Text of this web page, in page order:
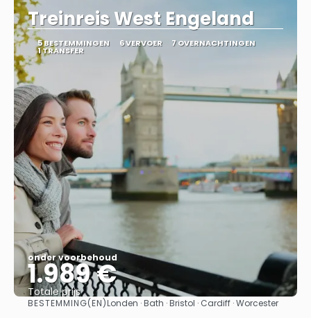
Treinreis West Engeland
5 BESTEMMINGEN 6 VERVOER 7 OVERNACHTINGEN
1 TRANSFER
onder voorbehoud
1.989 €
Totale prijs
Bekijk
BESTEMMING(EN)Londen · Bath · Bristol · Cardiff · Worcester